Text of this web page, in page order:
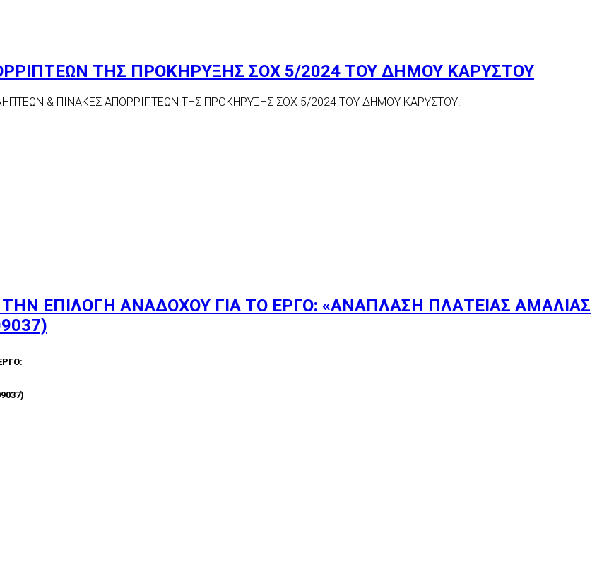
ΤΗΣ ΠΡΟΚΗΡΥΞΗΣ ΣΟΧ 5/2024 ΤΟΥ ΔΗΜΟΥ ΚΑΡΥΣΤΟΥ
& ΠΙΝΑΚΕΣ ΑΠΟΡΡΙΠΤΕΩΝ ΤΗΣ ΠΡΟΚΗΡΥΞΗΣ ΣΟΧ 5/2024 ΤΟΥ ΔΗΜΟΥ ΚΑΡΥΣΤΟΥ.
ΕΠΙΛΟΓΗ ΑΝΑΔΟΧΟΥ ΓΙΑ ΤΟ ΕΡΓΟ: «ΑΝΑΠΛΑΣΗ ΠΛΑΤΕΙΑΣ ΑΜΑΛΙΑΣ